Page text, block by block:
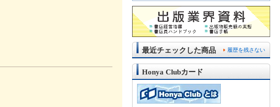
履歴を残さない
最近チェックした商品
Honya Clubカード